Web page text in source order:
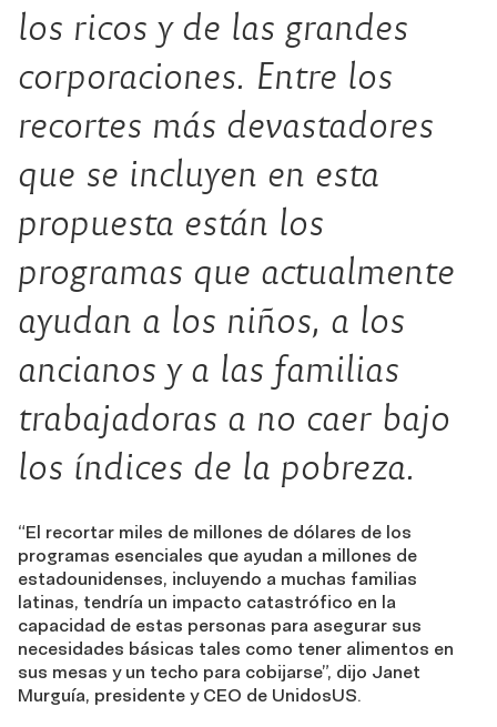
los ricos y de las grandes
corporaciones. Entre los
recortes más devastadores
que se incluyen en esta
propuesta están los
programas que actualmente
ayudan a los niños, a los
ancianos y a las familias
trabajadoras a no caer bajo
los índices de la pobreza.
“El recortar miles de millones de dólares de los
programas esenciales que ayudan a millones de
estadounidenses, incluyendo a muchas familias
latinas, tendría un impacto catastrófico en la
capacidad de estas personas para asegurar sus
necesidades básicas tales como tener alimentos en
sus mesas y un techo para cobijarse”, dijo Janet
Murguía, presidente y CEO de UnidosUS.